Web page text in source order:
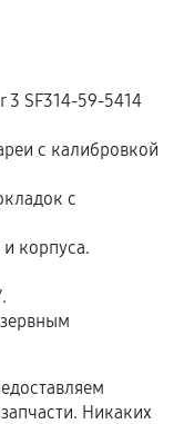
сроки и
отдельно и
влаги,
3 SF314-59-5414
с калибровкой
с
корпуса.
Никаких